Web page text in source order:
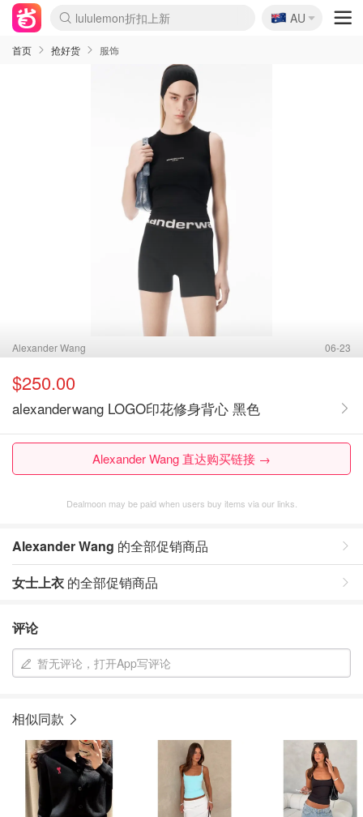
SSENSE年中2.5折
FreshBeauty好价汇总
Cettire降价+叠9折
WWS Coles超市实拍
viagogo二手票捡漏
Myer超级周末
The Outnet奢牌1折起
David Jones 3折起
Flannels大牌1折
Perfumes Club护肤1折
AMIRO面罩$251
Amazon折扣汇总
eToro入金$200送$50
Amazon数码好物
ICONIC本周7.5折
ThedoubleF高奢地板价
Moose Knuckles 6折
丝芙兰5折起
EUFY摄像头$98
Selenichast首饰2折
Trip机票酒店促销
YSL送5件彩妆礼
Amazon家居好物
Amazon美妆护肤
雅漾大喷$8
过敏原检测盒$33
伊索独家赠50ml沐浴露
科颜氏高保湿面霜$29
SEALIFE海洋馆门票6折
丝塔芙大白罐$16
订阅Newsletter送香薰
Cult Beauty 6.8折
Harrods圣诞日历$525
LN-CC奢牌私促3折
d'Alba空姐喷雾$16
EVE LOM套装£56
Bernardelli独家4折
Adore Beauty 6折起
CT圣诞日历
Mytheresa奢品2.7折
Luxury Escapes 9折
Currentbody美容仪$881
MOON Garden Live
Roborock扫地机$649
Tingo Life水杯$24
Valentino官网5折
CR洗护套装$23
修丽可4件套$159
Myer彩妆2件7折
GANNI官网4.5折
Stylevana韩妆4折
Tessabit高奢8.5折
OGX洗发水$11
Amazon阿德莱德次日达
卡诗8.5折+赠礼
Philips Hue灯具8折
🇦🇺
AU
首页 抢好货 服饰
Alexander Wang 06-23
$250.00
alexanderwang LOGO印花修身背心 黑色
Alexander Wang 直达购买链接 →
Dealmoon may be paid when users buy items via our links.
Alexander Wang 的全部促销商品
女士上衣 的全部促销商品
评论
暂无评论，打开App写评论
相似同款